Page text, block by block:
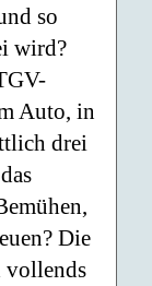
so
wird?
Auto, in
drei
Die
vollends